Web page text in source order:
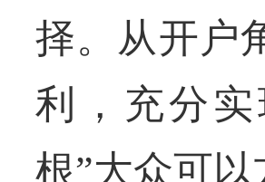
择。从开户
利，充分
根”大众可